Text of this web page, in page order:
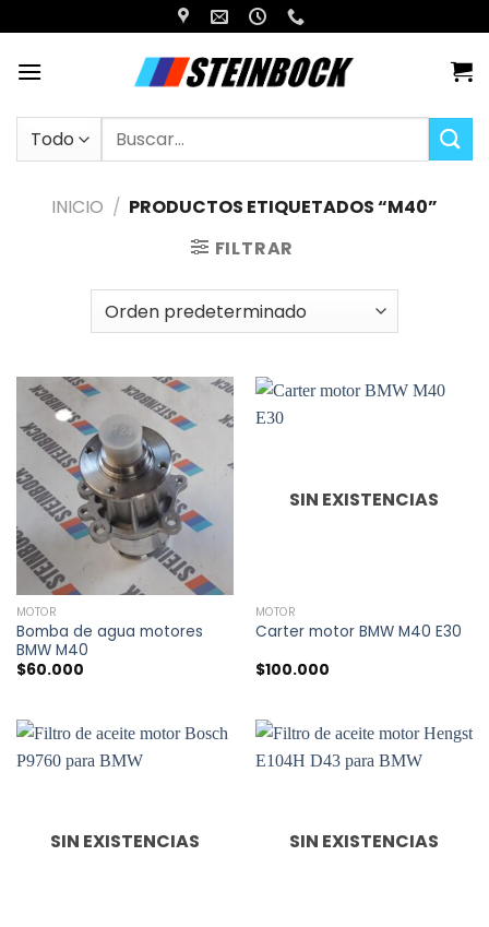
al
contenido
Buscar
INICIO / PRODUCTOS ETIQUETADOS “M40”
FILTRAR
MOTOR
Bomba de agua motores
BMW M40
$60.000
SIN EXISTENCIAS
MOTOR
Carter motor BMW M40 E30
$100.000
SIN EXISTENCIAS SIN EXISTENCIAS